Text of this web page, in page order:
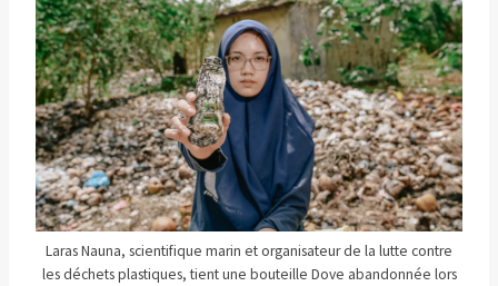
Laras Nauna, scientifique marin et organisateur de la lutte contre
les déchets plastiques, tient une bouteille Dove abandonnée lors